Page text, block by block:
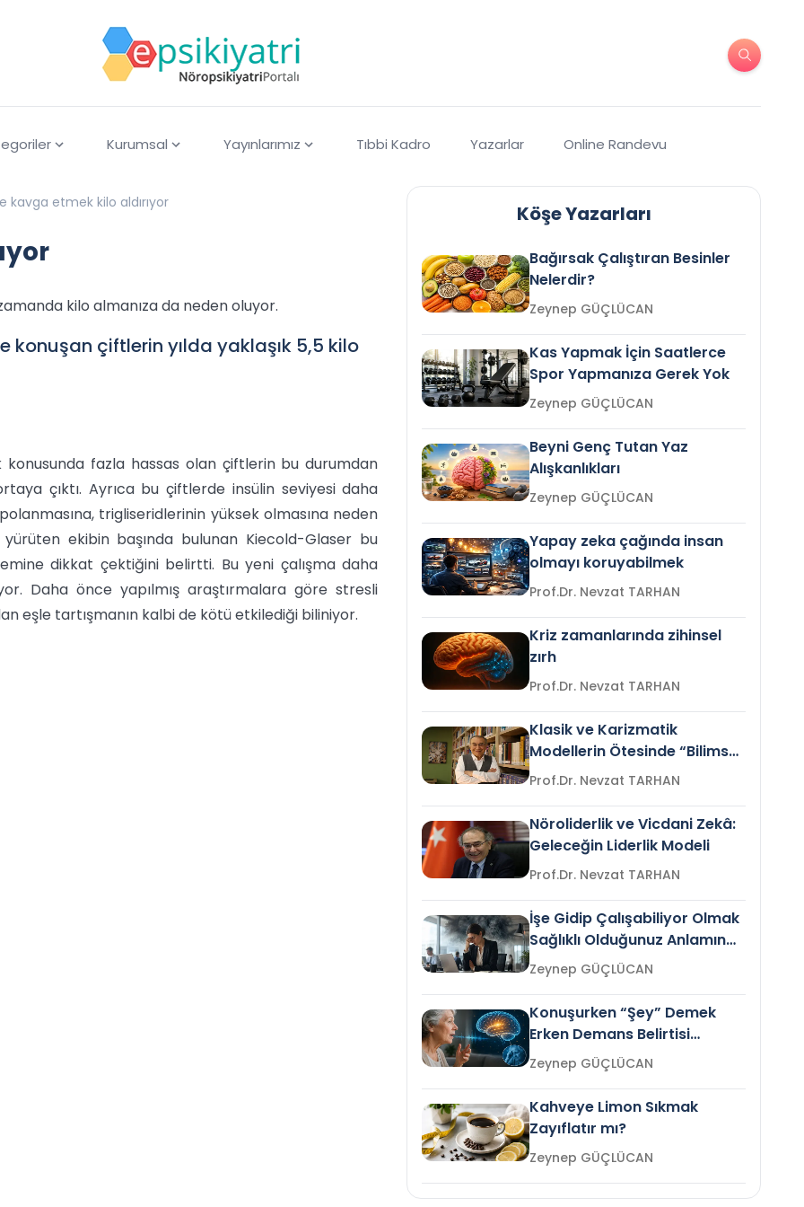
Kurumsal Yayınlarımız Tıbbi Kadro Yazarlar Online Randevu
kavga etmek kilo aldırıyor
kilo almanıza da neden oluyor.
konuşan çiftlerin yılda yaklaşık 5,5 kilo
fazla hassas olan çiftlerin bu durumdan
çıktı. Ayrıca bu çiftlerde insülin seviyesi daha
trigliseridlerinin yüksek olmasına neden
ekibin başında bulunan Kiecold-Glaser bu
dikkat çektiğini belirtti. Bu yeni çalışma daha
Daha önce yapılmış araştırmalara göre stresli
eşle tartışmanın kalbi de kötü etkilediği biliniyor.
Köşe Yazarları
Bağırsak Çalıştıran Besinler
Nelerdir?
Zeynep GÜÇLÜCAN
Kas Yapmak İçin Saatlerce
Spor Yapmanıza Gerek Yok
Zeynep GÜÇLÜCAN
Beyni Genç Tutan Yaz
Alışkanlıkları
Zeynep GÜÇLÜCAN
Yapay zeka çağında insan
olmayı koruyabilmek
Prof.Dr. Nevzat TARHAN
Kriz zamanlarında zihinsel
zırh
Prof.Dr. Nevzat TARHAN
Klasik ve Karizmatik
Modellerin Ötesinde “Bilimsel
Liderlik”
Prof.Dr. Nevzat TARHAN
Nöroliderlik ve Vicdani Zekâ:
Geleceğin Liderlik Modeli
Prof.Dr. Nevzat TARHAN
İşe Gidip Çalışabiliyor Olmak
Sağlıklı Olduğunuz Anlamına
Gelir mi?Zeynep GÜÇLÜCAN
Konuşurken “Şey” Demek
Erken Demans Belirtisi
Olabilir mi?Zeynep GÜÇLÜCAN
Kahveye Limon Sıkmak
Zayıflatır mı?
Zeynep GÜÇLÜCAN